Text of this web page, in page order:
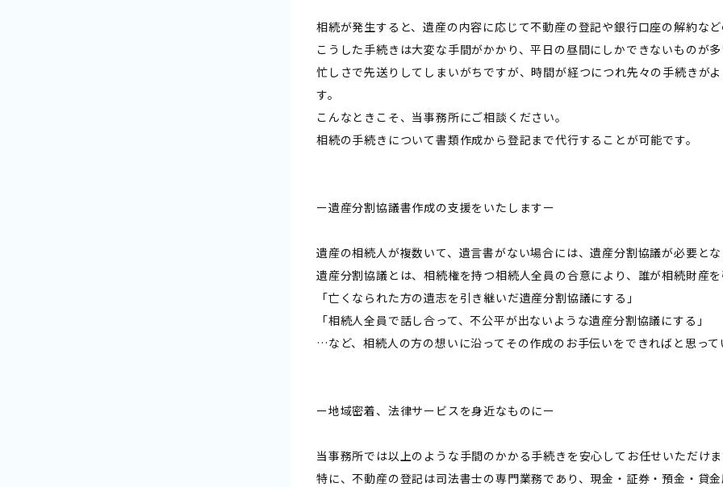
相続が発生すると、遺産の内容に応じて不動産の登記や銀行口座の解約な
こうした手続きは大変な手間がかかり、平日の昼間にしかできないものが
忙しさで先送りしてしまいがちですが、時間が経つにつれ先々の手続きが
す。
こんなときこそ、当事務所にご相談ください。
相続の手続きについて書類作成から登記まで代行することが可能です。
ー遺産分割協議書作成の支援をいたしますー
遺産の相続人が複数いて、遺言書がない場合には、遺産分割協議が必要と
遺産分割協議とは、相続権を持つ相続人全員の合意により、誰が相続財産
「亡くなられた方の遺志を引き継いだ遺産分割協議にする」
「相続人全員で話し合って、不公平が出ないような遺産分割協議にする」
…など、相続人の方の想いに沿ってその作成のお手伝いをできればと思って
ー地域密着、法律サービスを身近なものにー
当事務所では以上のような手間のかかる手続きを安心してお任せいただけ
特に、不動産の登記は司法書士の専門業務であり、現金・証券・預金・貸